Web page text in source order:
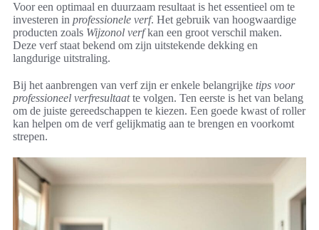
Voor een optimaal en duurzaam resultaat is het essentieel om te
investeren in professionele verf. Het gebruik van hoogwaardige
producten zoals Wijzonol verfkan een groot verschil maken.
Deze verf staat bekend om zijn uitstekende dekking en
langdurige uitstraling.
Bij het aanbrengen van verf zijn er enkele belangrijke tips voor
professioneel verfresultaatte volgen. Ten eerste is het van belang
om de juiste gereedschappen te kiezen. Een goede kwast of roller
kan helpen om de verf gelijkmatig aan te brengen en voorkomt
strepen.